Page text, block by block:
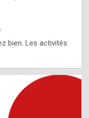
bien. Les activités